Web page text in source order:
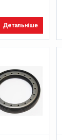
Детальніше